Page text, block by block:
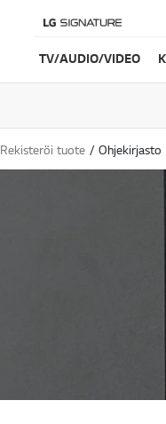
TV/AUDIO/VIDEO
Rekisteröi tuote Ohjekirjasto